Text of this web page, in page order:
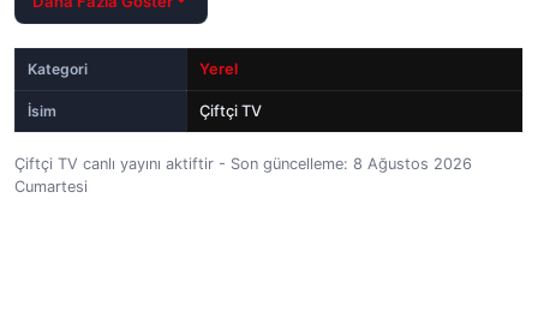
Kategori Yerel
İsim Çiftçi TV
Çiftçi TV canlı yayını aktiftir - Son güncelleme: 8 Ağustos 2026
Cumartesi